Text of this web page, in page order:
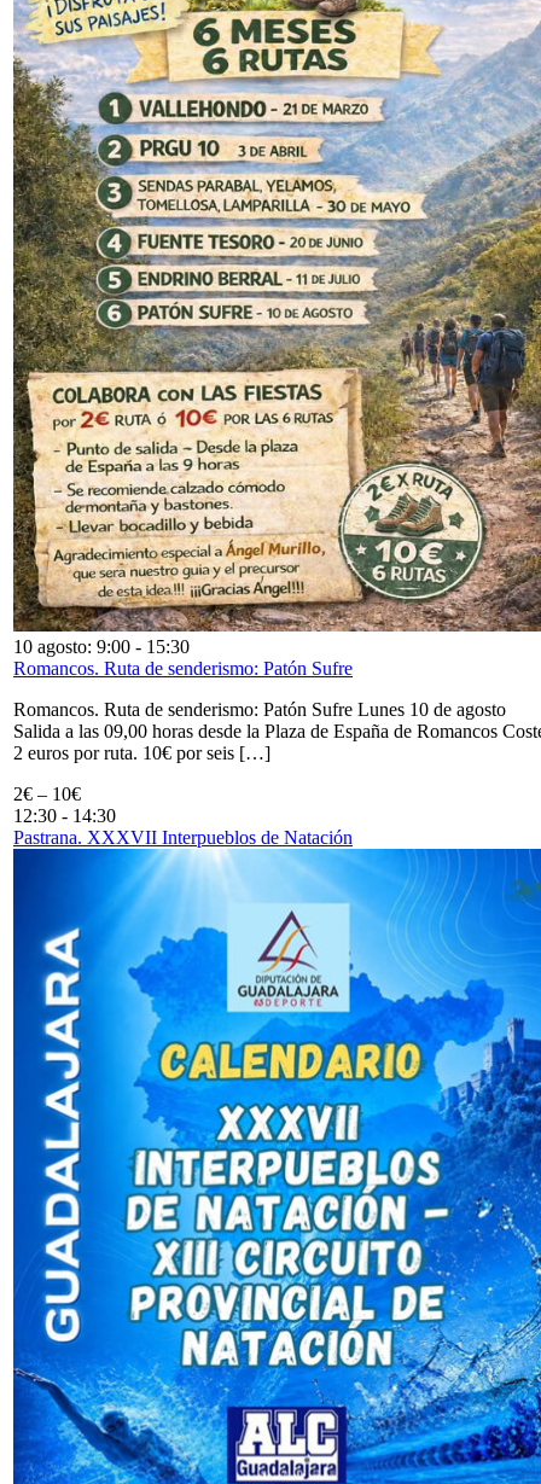
10 agosto: 9:00 - 15:30
Romancos. Ruta de senderismo: Patón Sufre
Romancos. Ruta de senderismo: Patón Sufre Lunes 10 de agosto
Salida a las 09,00 horas desde la Plaza de España de Romancos
2 euros por ruta. 10€ por seis […]
2€ – 10€
12:30 - 14:30
Pastrana. XXXVII Interpueblos de Natación